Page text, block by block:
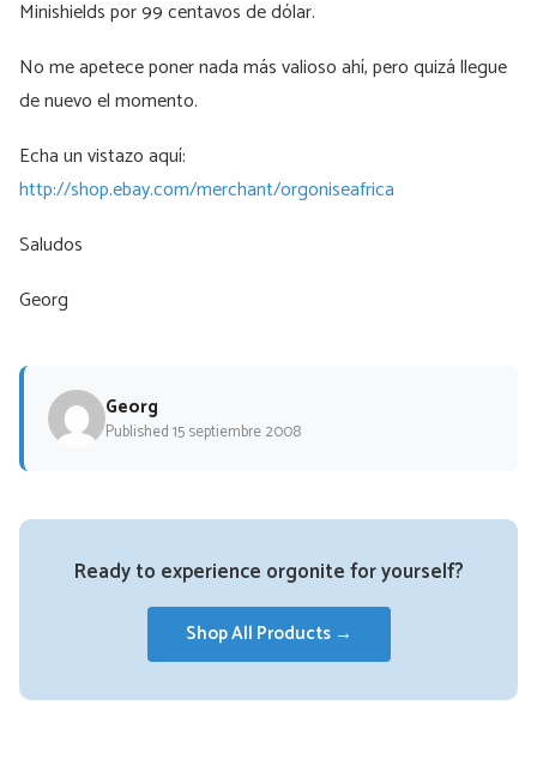
Minishields por 99 centavos de dólar.
No me apetece poner nada más valioso ahí, pero quizá llegue
de nuevo el momento.
Echa un vistazo aquí:
http://shop.ebay.com/merchant/orgoniseafrica
Saludos
Georg
Georg
Published 15 septiembre 2008
Ready to experience orgonite for yourself?
Shop All Products →